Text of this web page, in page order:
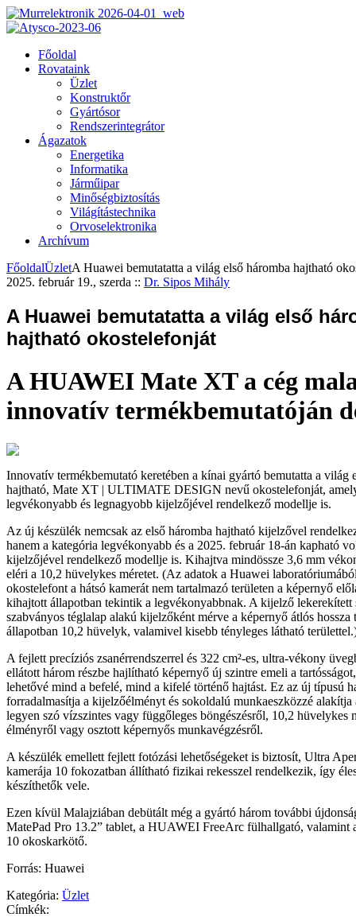
Főoldal
Rovataink
Üzlet
Konstruktőr
Gyártósor
Rendszerintegrátor
Ágazatok
Energetika
Informatika
Járműipar
Minőségbiztosítás
Világítástechnika
Orvoselektronika
Archívum
FőoldalÜzletA Huawei bemutatatta a világ első háromba hajtható
2025. február 19., szerda :: Dr. Sipos Mihály
A Huawei bemutatatta a világ első
hajtható okostelefonját
A HUAWEI Mate XT a cég
innovatív termékbemutatóján
Innovatív termékbemutató keretében a kínai gyártó bemutatta a világ
hajtható, Mate XT | ULTIMATE DESIGN nevű okostelefonját,
legvékonyabb és legnagyobb kijelzőjével rendelkező modellje is.
Az új készülék nemcsak az első háromba hajtható kijelzővel
hanem a kategória legvékonyabb és a 2025. február 18-án kapható
kijelzőjével rendelkező modellje is. Kihajtva mindössze 3,6 mm
eléri a 10,2 hüvelykes méretet. (Az adatok a Huawei
okostelefont a hátsó kamerát nem tartalmazó területen a képernyő
kihajtott állapotban tekintik a legvékonyabbnak. A kijelző lekerekített
szabványos téglalap alakú kijelzőként mérve a képernyő átlós hossza
állapotban 10,2 hüvelyk, valamivel kisebb tényleges látható
A fejlett precíziós zsanérrendszerrel és 322 cm²-es, ultra-vékony
ellátott három részbe hajlítható képernyő új szintre emeli a
lehetővé mind a befelé, mind a kifelé történő hajtást. Ez az új típusú
forradalmasítja a kijelzőélményt és sokoldalú munkaeszközzé alakítja
legyen szó vízszintes vagy függőleges böngészésről, 10,2 hüvelykes
élményről vagy osztott képernyős munkavégzésről.
A készülék emellett fejlett fotózási lehetőségeket is biztosít, Ultra
kamerája 10 fokozatban állítható fizikai rekesszel rendelkezik, így
készíthetők vele.
Ezen kívül Malajziában debütált még a gyártó három további
MatePad Pro 13.2” tablet, a HUAWEI FreeArc fülhallgató,
10 okoskarkötő.
Forrás: Huawei
Kategória: Üzlet
Címkék: